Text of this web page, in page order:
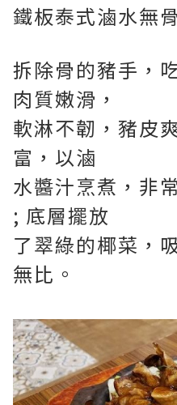
鐵板泰式滷水無
拆除骨的豬手，
肉質嫩滑，
軟淋不韌，豬皮
富，以滷
水醬汁烹煮，非
; 底層擺放
了翠綠的椰菜，
無比。